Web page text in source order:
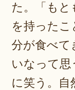
た。「も
を持った
分が食べて
いなって
に笑う。自